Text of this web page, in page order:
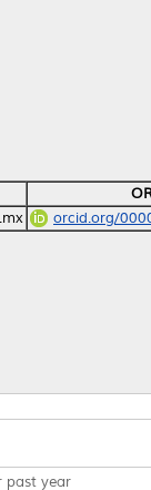
orcid.org/
past year